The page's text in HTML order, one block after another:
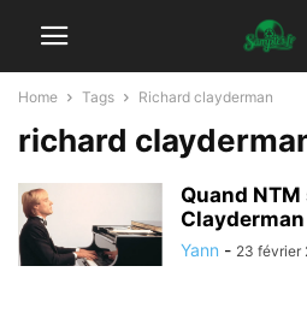
Home Tags Richard clayderman
richard
Quand
Clayderman
Yann - 23 février